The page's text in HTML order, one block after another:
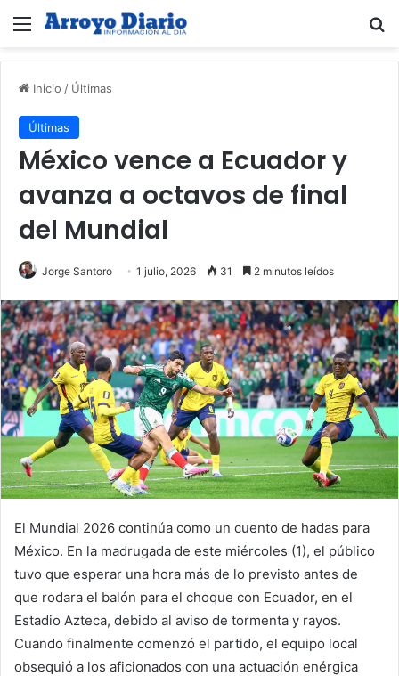
Menú
Inicio / Últimas
Últimas
México vence a Ecuador y
avanza a octavos de final
del Mundial
Jorge Santoro 1 julio, 2026 31 2 minutos leídos
El Mundial 2026 continúa como un cuento de hadas para
México. En la madrugada de este miércoles (1), el público
tuvo que esperar una hora más de lo previsto antes de
que rodara el balón para el choque con Ecuador, en el
Estadio Azteca, debido al aviso de tormenta y rayos.
Cuando finalmente comenzó el partido, el equipo local
obsequió a los aficionados con una actuación enérgica